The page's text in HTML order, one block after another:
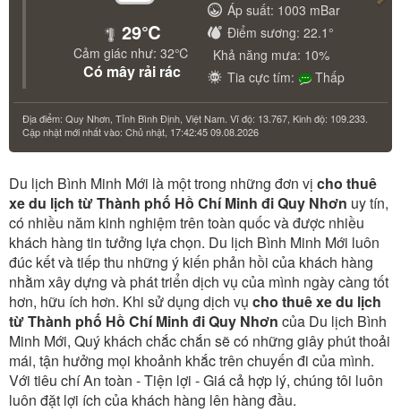
29℃
Cảm giác như: 32℃
Có mây rải rác
Áp suất: 1003 mBar
Điểm sương: 22.1°
Khả năng mưa: 10%
Tia cực tím:
Thấp
Địa điểm: Quy Nhơn, Tỉnh Bình Định, Việt Nam. Vĩ độ: 13.767, Kinh độ: 109.233.
Cập nhật mới nhất vào: Chủ nhật, 17:42:45 09.08.2026
Du lịch Bình Minh Mới là một trong những đơn vị cho thuê
xe du lịch từ Thành phố Hồ Chí Minh đi Quy Nhơn uy tín,
có nhiều năm kinh nghiệm trên toàn quốc và được nhiều
khách hàng tin tưởng lựa chọn. Du lịch Bình Minh Mới luôn
đúc kết và tiếp thu những ý kiến phản hồi của khách hàng
nhằm xây dựng và phát triển dịch vụ của mình ngày càng tốt
hơn, hữu ích hơn. Khi sử dụng dịch vụ cho thuê xe du lịch
từ Thành phố Hồ Chí Minh đi Quy Nhơn của Du lịch Bình
Minh Mới, Quý khách chắc chắn sẽ có những giây phút thoải
mái, tận hưởng mọi khoảnh khắc trên chuyến đi của mình.
Với tiêu chí An toàn - Tiện lợi - Giá cả hợp lý, chúng tôi luôn
luôn đặt lợi ích của khách hàng lên hàng đầu.